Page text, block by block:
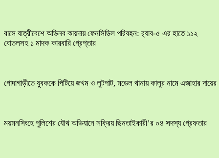
বাসে যাত্রীবেশে অভিনব কায়দায় ফেনসিডিল পরিবহন: র‍্যাব-৫ এর হাতে ১১২
বোতলসহ ১ মাদক কারবারি গ্রেপ্তার
​গোদাগাড়ীতে যুবককে পিটিয়ে জখম ও লুটপাট, মডেল থানায় কালুর নামে এজাহার দায়ের
ময়মনসিংহে পুলিশের যৌথ অভিযানে সক্রিয় ছিনতাইকারী’র ০৪ সদস্য গ্রেফতার